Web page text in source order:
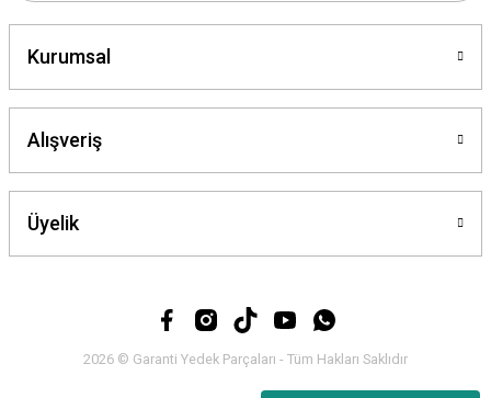
Kurumsal
Alışveriş
Üyelik
2026 © Garanti Yedek Parçaları - Tüm Hakları Saklıdır